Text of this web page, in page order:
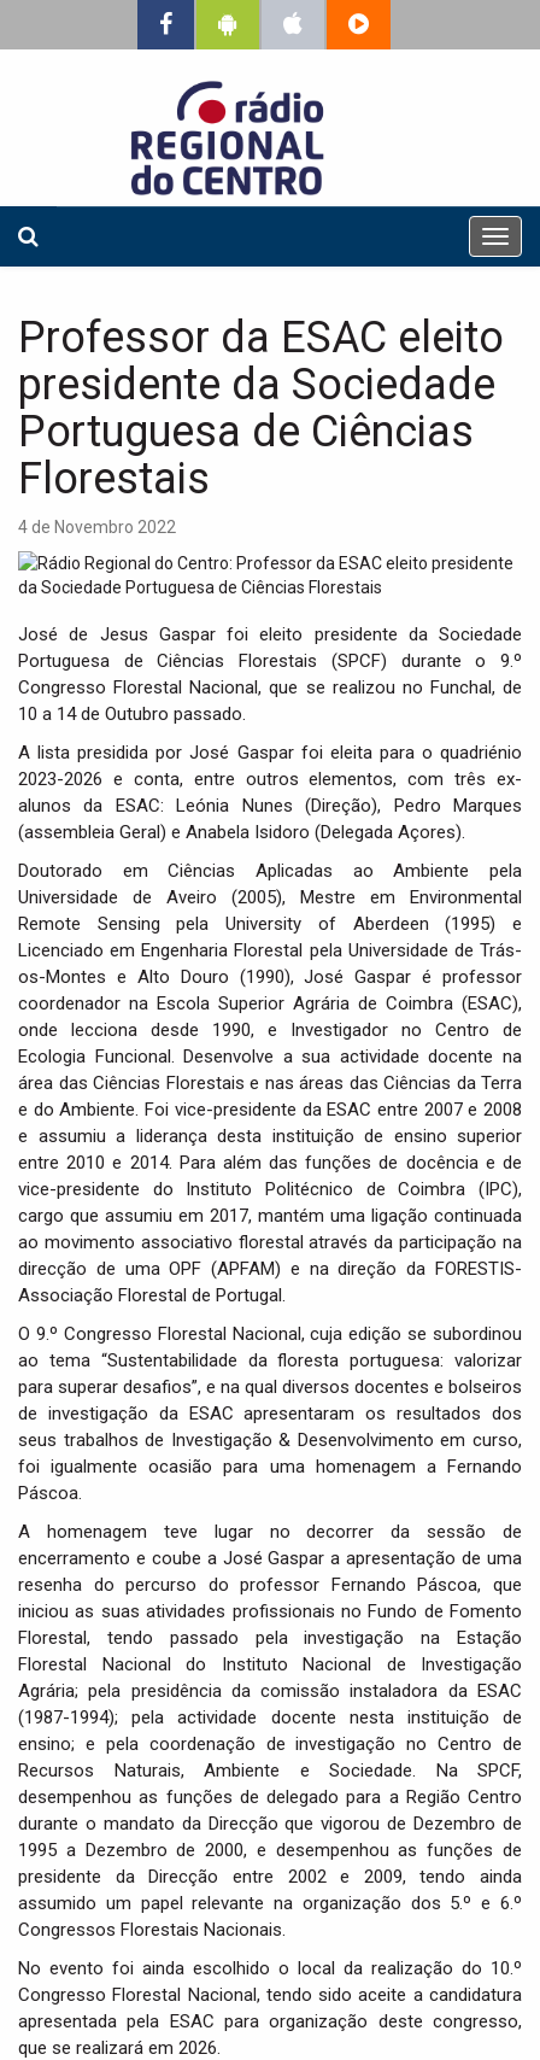
T
o
l
i
Professor da ESAC eleito
presidente da Sociedade
Portuguesa de Ciências
Florestais
4 de Novembro 2022
José de Jesus Gaspar foi eleito presidente da Sociedade
Portuguesa de Ciências Florestais (SPCF) durante o 9.º
Congresso Florestal Nacional, que se realizou no Funchal, de
10 a 14 de Outubro passado.
A lista presidida por José Gaspar foi eleita para o quadriénio
2023-2026 e conta, entre outros elementos, com três ex-
alunos da ESAC: Leónia Nunes (Direção), Pedro Marques
(assembleia Geral) e Anabela Isidoro (Delegada Açores).
Doutorado em Ciências Aplicadas ao Ambiente pela
Universidade de Aveiro (2005), Mestre em Environmental
Remote Sensing pela University of Aberdeen (1995) e
Licenciado em Engenharia Florestal pela Universidade de Trás-
os-Montes e Alto Douro (1990), José Gaspar é professor
coordenador na Escola Superior Agrária de Coimbra (ESAC),
onde lecciona desde 1990, e Investigador no Centro de
Ecologia Funcional. Desenvolve a sua actividade docente na
área das Ciências Florestais e nas áreas das Ciências da Terra
e do Ambiente. Foi vice-presidente da ESAC entre 2007 e 2008
e assumiu a liderança desta instituição de ensino superior
entre 2010 e 2014. Para além das funções de docência e de
vice-presidente do Instituto Politécnico de Coimbra (IPC),
cargo que assumiu em 2017, mantém uma ligação continuada
ao movimento associativo florestal através da participação na
direcção de uma OPF (APFAM) e na direção da FORESTIS-
Associação Florestal de Portugal.
O 9.º Congresso Florestal Nacional, cuja edição se subordinou
ao tema “Sustentabilidade da floresta portuguesa: valorizar
para superar desafios”, e na qual diversos docentes e bolseiros
de investigação da ESAC apresentaram os resultados dos
seus trabalhos de Investigação & Desenvolvimento em curso,
foi igualmente ocasião para uma homenagem a Fernando
Páscoa.
A homenagem teve lugar no decorrer da sessão de
encerramento e coube a José Gaspar a apresentação de uma
resenha do percurso do professor Fernando Páscoa, que
iniciou as suas atividades profissionais no Fundo de Fomento
Florestal, tendo passado pela investigação na Estação
Florestal Nacional do Instituto Nacional de Investigação
Agrária; pela presidência da comissão instaladora da ESAC
(1987-1994); pela actividade docente nesta instituição de
ensino; e pela coordenação de investigação no Centro de
Recursos Naturais, Ambiente e Sociedade. Na SPCF,
desempenhou as funções de delegado para a Região Centro
durante o mandato da Direcção que vigorou de Dezembro de
1995 a Dezembro de 2000, e desempenhou as funções de
presidente da Direcção entre 2002 e 2009, tendo ainda
assumido um papel relevante na organização dos 5.º e 6.º
Congressos Florestais Nacionais.
No evento foi ainda escolhido o local da realização do 10.º
Congresso Florestal Nacional, tendo sido aceite a candidatura
apresentada pela ESAC para organização deste congresso,
que se realizará em 2026.